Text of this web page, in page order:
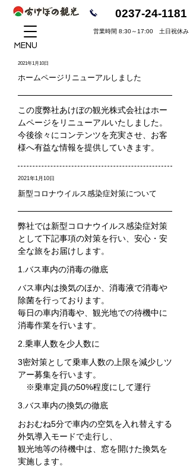
営業時間 8:30～17:00 土日祝休み
0237-24-1181
MENU
2021年1月10日
ホームページリニューアルしました
この度弊社あけぼの観光株式会社はホー
ムページをリニューアルいたしました。
今後徐々にコンテンツを充実させ、お客
様へ有益な情報を提供していきます。
2021年1月10日
新型コロナウイルス感染症対策について
弊社では新型コロナウイルス感染症対策
として下記事項の対策を行い、安心・安
全な旅をお届けします。
1.バス車内の消毒の徹底
バス車内は換気のほか、消毒液で消毒や
除菌を行っております。
​毎日の車内消毒や、観光地での待機中に
消毒作業を行います。
2.乗車人数を少人数に
3密対策として乗車人数の上限を減少しツ
アー募集を行います。
​ ※乗車定員の50%程度にして運行
3.バス車内の換気の徹底
おおむね5分で車内の空気を入れ替えする
外気導入モードで走行し、
​観光地等の待機中は、窓を開けた換気を
実施します。